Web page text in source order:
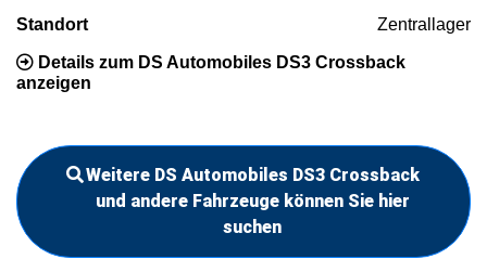
Standort Zentrallager
Details zum DS Automobiles DS3 Crossback
anzeigen
Weitere DS Automobiles DS3 Crossback
und andere Fahrzeuge können Sie hier
suchen